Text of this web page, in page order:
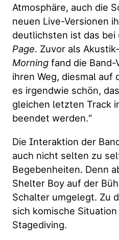
Atmosphäre, auch die
neuen Live-Versionen
deutlichsten ist das bei
Page. Zuvor als
Morning fand die
ihren Weg, diesmal auf
es irgendwie schön,
gleichen letzten Track
beendet werden.“
Die Interaktion der
auch nicht selten zu
Begebenheiten. Denn
Shelter Boy auf der
Schalter umgelegt. Zu
sich komische
Stagediving.